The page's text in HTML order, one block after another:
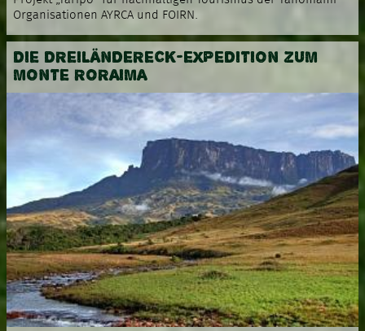
Organisationen AYRCA und FOIRN.
DIE DREILÄNDERECK-EXPEDITION ZUM
MONTE RORAIMA